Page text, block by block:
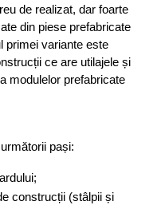
de realizat, dar foarte
din piese prefabricate
primei variante este
ce are utilajele și
modulelor prefabricate
pași:
construcții (stâlpii și